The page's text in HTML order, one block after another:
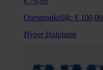
Oorspronkelijk: € 100,00
Hyper Hulplamp